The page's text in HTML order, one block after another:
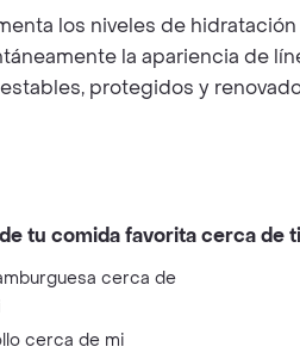
los niveles de
la apariencia de
protegidos y
tu comida favorita cerca de ti
cerca de
cerca de mi